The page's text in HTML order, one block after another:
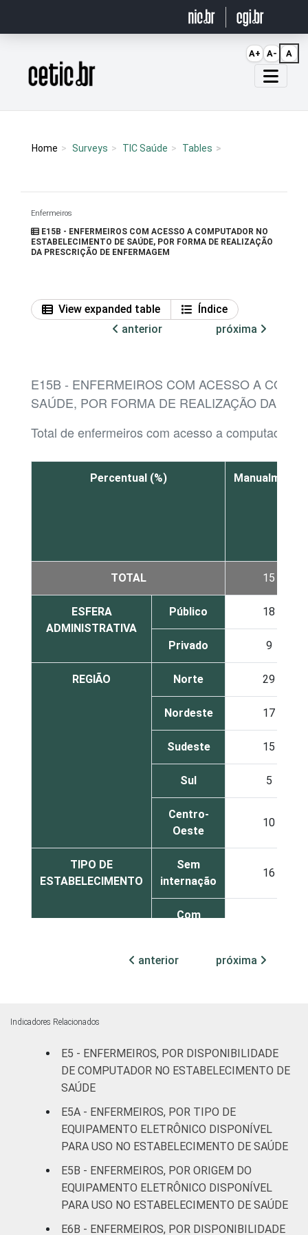
Página inicial
Home Surveys TIC Saúde Tables
Enfermeiros
E15B - ENFERMEIROS COM ACESSO A COMPUTADOR NO
ESTABELECIMENTO DE SAÚDE, POR FORMA DE REALIZAÇÃO
DA PRESCRIÇÃO DE ENFERMAGEM
View expanded table
Índice
anterior
próxima
E15B - ENFERMEIROS COM ACESSO A
SAÚDE, POR FORMA DE REALIZAÇÃO DA
Total de enfermeiros com acesso a computador
Percentual (%) Manualmente
TOTAL 15
ESFERA
ADMINISTRATIVA
Público 18
Privado 9
REGIÃO Norte 29
Nordeste 17
Sudeste 15
Sul 5
Centro-
Oeste
10
TIPO DE
ESTABELECIMENTO
Sem
internação
16
Com
leitos)
50 leitos)
diagnose e
terapia
IDENTIFICAÇÃO DE
UNIDADE BÁSICA
DE SAÚDE
UBS
Não UBS 17
anterior próxima
Indicadores Relacionados
E5 - ENFERMEIROS, POR DISPONIBILIDADE
DE COMPUTADOR NO ESTABELECIMENTO DE
SAÚDE
E5A - ENFERMEIROS, POR TIPO DE
EQUIPAMENTO ELETRÔNICO DISPONÍVEL
PARA USO NO ESTABELECIMENTO DE SAÚDE
E5B - ENFERMEIROS, POR ORIGEM DO
EQUIPAMENTO ELETRÔNICO DISPONÍVEL
PARA USO NO ESTABELECIMENTO DE SAÚDE
E6B - ENFERMEIROS, POR DISPONIBILIDADE
A+ A- A